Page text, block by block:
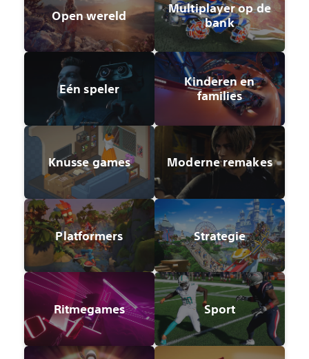
Open wereld
Multiplayer op de
bank
Eén speler
Kinderen en
families
Knusse games Moderne remakes
Platformers Strategie
Ritmegames Sport